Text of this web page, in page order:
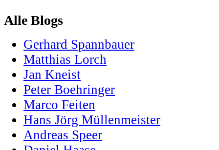
Alle Blogs
Gerhard Spannbauer
Matthias Lorch
Jan Kneist
Peter Boehringer
Marco Feiten
Hans Jörg Müllenmeister
Andreas Speer